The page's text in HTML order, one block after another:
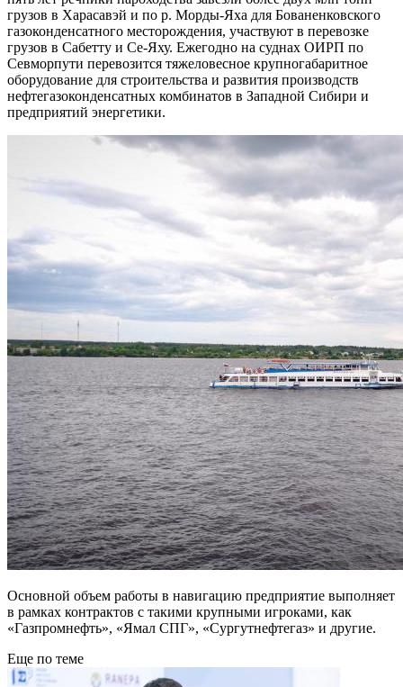
грузов в Харасавэй и по р. Морды-Яха для Бованенковского
газоконденсатного месторождения, участвуют в перевозке
грузов в Сабетту и Се-Яху. Ежегодно на суднах ОИРП по
Севморпути перевозится тяжеловесное крупногабаритное
оборудование для строительства и развития производств
нефтегазоконденсатных комбинатов в Западной Сибири и
предприятий энергетики.
Основной объем работы в навигацию предприятие выполняет
в рамках контрактов с такими крупными игроками, как
«Газпромнефть», «Ямал СПГ», «Сургутнефтегаз» и другие.
Еще по теме